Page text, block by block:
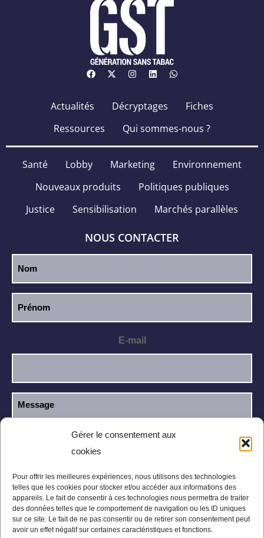
Gérer le consentement aux
cookies
Pour offrir les meilleures expériences, nous utilisons des technologies
telles que les cookies pour stocker et/ou accéder aux informations des
appareils. Le fait de consentir à ces technologies nous permettra de traiter
des données telles que le comportement de navigation ou les ID uniques
sur ce site. Le fait de ne pas consentir ou de retirer son consentement peut
avoir un effet négatif sur certaines caractéristiques et fonctions.
Actualités Décryptages
Fiches
Ressources
Qui sommes-nous ?
Santé Lobby Marketing
Environnement
Nouveaux produits
Politiques publiques
Justice
Sensibilisation Marchés parallèles
NOUS CONTACTER
E-mail
J’ai lu et j’accepte la
confidentialité.